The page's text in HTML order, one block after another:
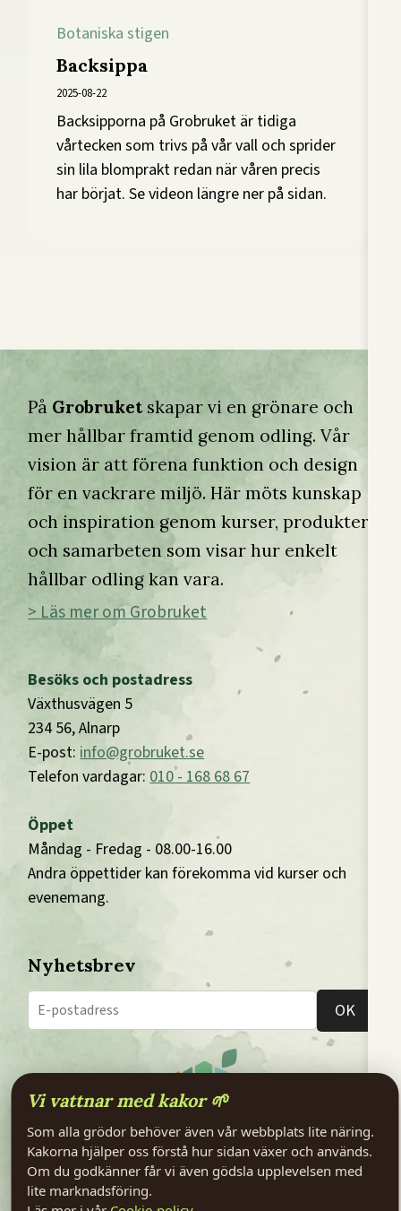
Botaniska stigen
Backsippa
2025-08-22
Backsipporna på Grobruket är tidiga
vårtecken som trivs på vår vall och sprider
sin lila blomprakt redan när våren precis
har börjat. Se videon längre ner på sidan.
På Grobruket skapar vi en grönare och
mer hållbar framtid genom odling. Vår
vision är att förena funktion och design
för en vackrare miljö. Här möts kunskap
och inspiration genom kurser, produkter
och samarbeten som visar hur enkelt
hållbar odling kan vara.
> Läs mer om Grobruket
Besöks och postadress
Växthusvägen 5
234 56, Alnarp
E-post:info@grobruket.se
Telefon vardagar:010 - 168 68 67
Öppet
Måndag - Fredag - 08.00-16.00
Andra öppettider kan förekomma vid kurser och
evenemang.
Nyhetsbrev
OK
Facebook Instagram
Vi vattnar med kakor 🌱
Som alla grödor behöver även vår webbplats lite näring.
Kakorna hjälper oss förstå hur sidan växer och används.
Om du godkänner får vi även gödsla upplevelsen med
lite marknadsföring.